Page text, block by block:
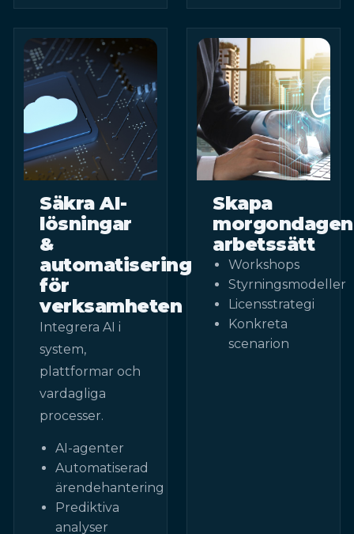
Säkra AI-
lösningar
&
automatisering
för
verksamheten
Integrera AI i
system,
plattformar och
vardagliga
processer.
AI-agenter
Automatiserad
ärendehantering
Prediktiva
analyser
Skapa
arbetssätt
Workshops
Styrningsmodeller
Licensstrategi
Konkreta
scenarion